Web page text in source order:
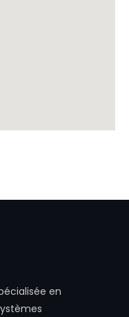
en